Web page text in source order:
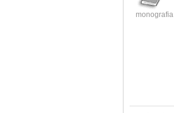
monografia